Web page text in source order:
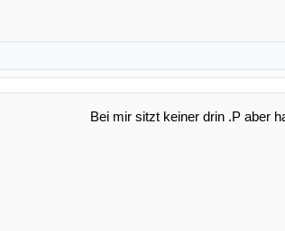
Bei mir sitzt keiner drin .P aber